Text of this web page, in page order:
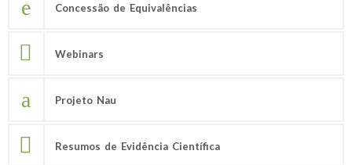
Concessão de Equivalências
Webinars
Projeto Nau
Resumos de Evidência Científica